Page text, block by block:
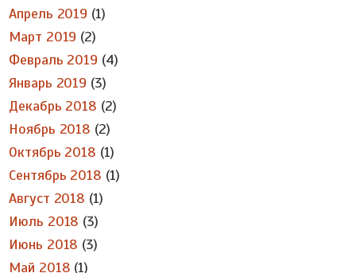
Апрель 2019 (1)
Март 2019 (2)
Февраль 2019 (4)
Январь 2019 (3)
Декабрь 2018 (2)
Ноябрь 2018 (2)
Октябрь 2018 (1)
Сентябрь 2018 (1)
Август 2018 (1)
Июль 2018 (3)
Июнь 2018 (3)
Май 2018 (1)